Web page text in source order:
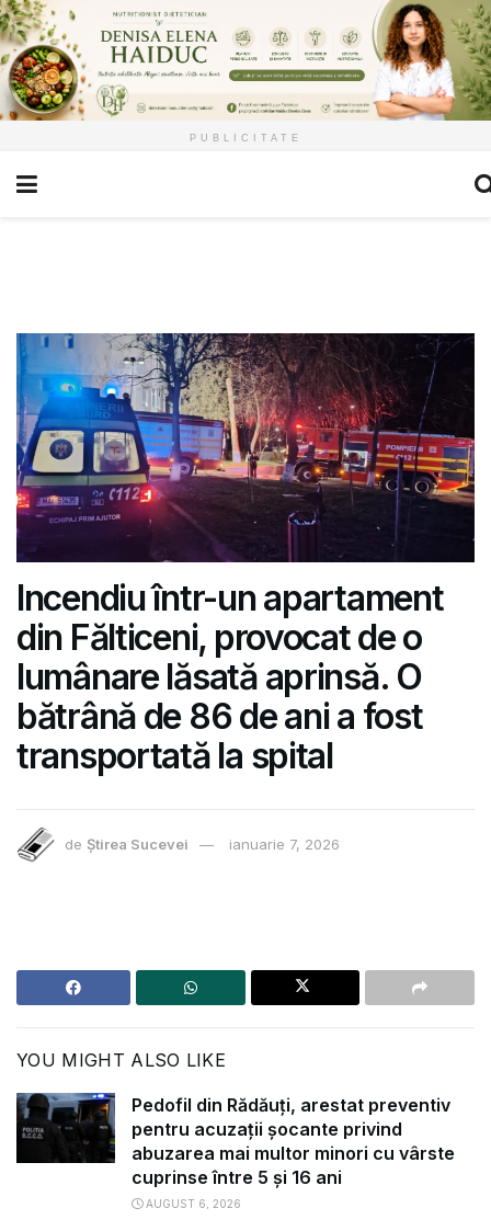
PUBLICITATE
Incendiu într-un apartament
din Fălticeni, provocat de o
lumânare lăsată aprinsă. O
bătrână de 86 de ani a fost
transportată la spital
de Știrea Sucevei ianuarie 7, 2026
YOU MIGHT ALSO LIKE
Pedofil din Rădăuți, arestat preventiv
pentru acuzații șocante privind
abuzarea mai multor minori cu vârste
cuprinse între 5 și 16 ani
AUGUST 6, 2026